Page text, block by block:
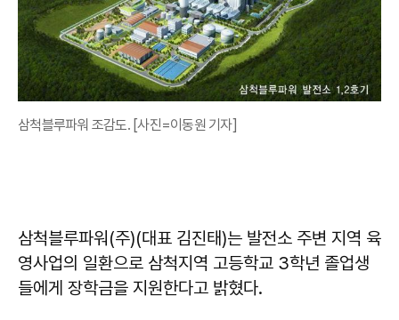
삼척블루파워 조감도. [사진=이동원 기자]
삼척블루파워(주)(대표 김진태)는 발전소 주변 지역 육
영사업의 일환으로 삼척지역 고등학교 3학년 졸업생
들에게 장학금을 지원한다고 밝혔다.